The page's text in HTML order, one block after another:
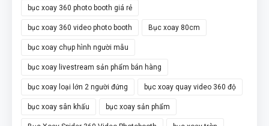
bục xoay 360 photo booth giá rẻ
bục xoay 360 video photo booth Bục xoay 80cm
bục xoay chụp hình người mẫu
bục xoay livestream sản phẩm bán hàng
bục xoay loại lớn 2 người đứng bục xoay quay video 360 độ
bục xoay sân khấu bục xoay sản phẩm